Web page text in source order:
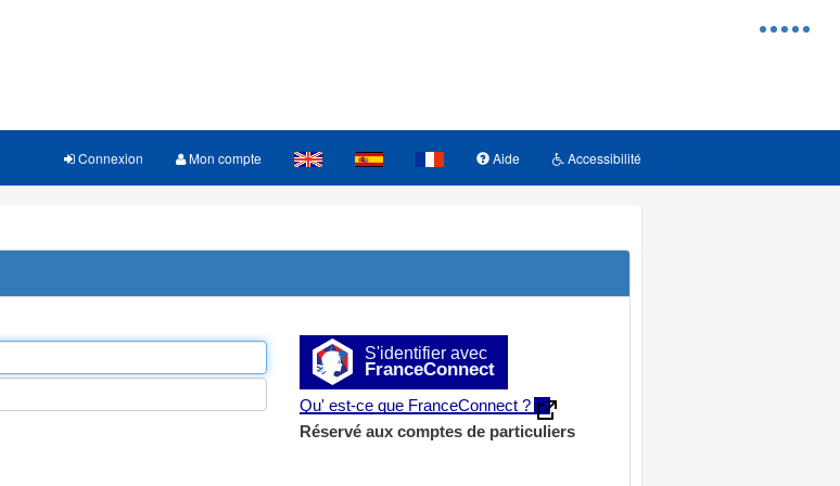
Menu
Connexion Mon compte Aide Accessibilité
S'identifier avec
FranceConnect
Qu' est-ce que FranceConnect ?
Réservé aux comptes de particuliers